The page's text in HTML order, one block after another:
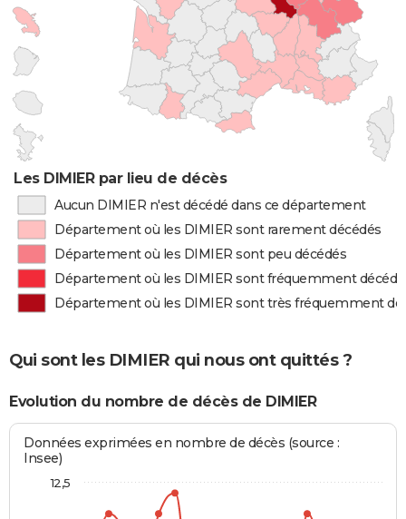
Les DIMIER par lieu de décès
Aucun DIMIER n'est décédé dans ce département
Département où les DIMIER sont rarement décédés
Département où les DIMIER sont peu décédés
Département où les DIMIER sont fréquemment
Département où les DIMIER sont très fréquemment
Qui sont les DIMIER qui nous ont quittés ?
Evolution du nombre de décès de DIMIER
Données exprimées en nombre de décès (source :
Insee)
12,5